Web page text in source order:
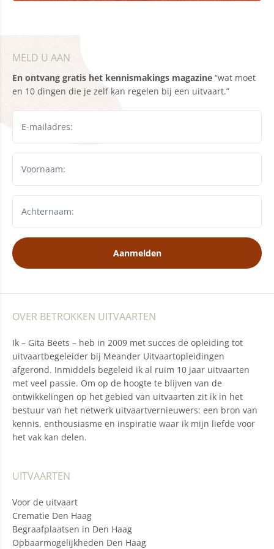
MELD U AAN
En ontvang gratis het kennismakings magazine “wat moet
en 10 dingen die je zelf kan regelen bij een uitvaart.”
Aanmelden
OVER BETROKKEN UITVAARTEN
Ik – Gita Beets – heb in 2009 met succes de opleiding tot
uitvaartbegeleider bij Meander Uitvaartopleidingen
afgerond. Inmiddels begeleid ik al ruim 10 jaar uitvaarten
met veel passie. Om op de hoogte te blijven van de
ontwikkelingen op het gebied van uitvaarten zit ik in het
bestuur van het netwerk uitvaartvernieuwers: een bron van
kennis, enthousiasme en inspiratie waar ik mijn liefde voor
het vak kan delen.
UITVAARTEN
Voor de uitvaart
Crematie Den Haag
Begraafplaatsen in Den Haag
Opbaarmogelijkheden Den Haag